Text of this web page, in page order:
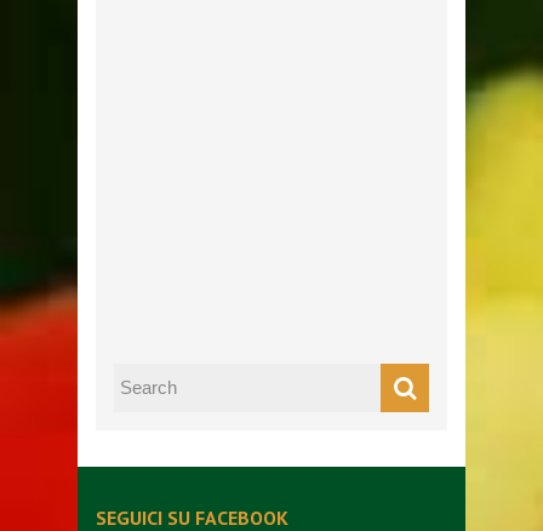
SEGUICI SU FACEBOOK